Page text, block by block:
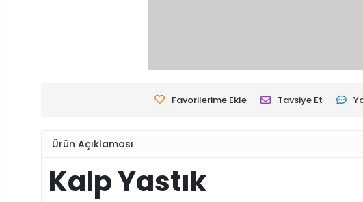
Favorilerime Ekle Tavsiye Et
Ürün Açıklaması
Kalp Yastık